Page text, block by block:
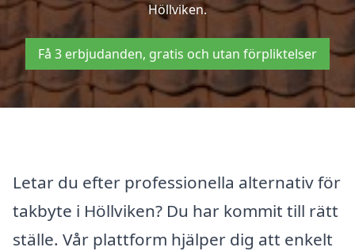
Höllviken.
Få 3 erbjudanden, gratis och utan förpliktelser
Letar du efter professionella alternativ för
takbyte i Höllviken? Du har kommit till rätt
ställe. Vår plattform hjälper dig att enkelt